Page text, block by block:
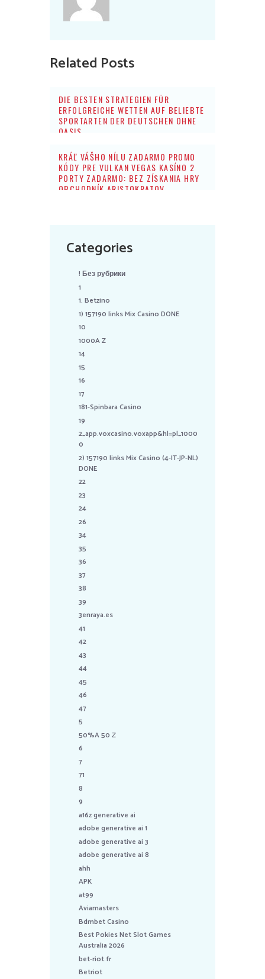
Related Posts
DIE BESTEN STRATEGIEN FÜR
ERFOLGREICHE WETTEN AUF BELIEBTE
SPORTARTEN DER DEUTSCHEN OHNE
OASIS
KRÁĽ VÁŠHO NÍLU ZADARMO PROMO
KÓDY PRE VULKAN VEGAS KASÍNO 2
PORTY ZADARMO: BEZ ZÍSKANIA HRY
OBCHODNÍK ARISTOKRATOV
Categories
! Без рубрики
1
1. Betzino
1) 157190 links Mix Casino DONE
10
1000A Z
14
15
16
17
181-Spinbara Casino
19
2_app.voxcasino.voxapp&hl=pl_1000
0
2) 157190 links Mix Casino (4-IT-JP-NL)
DONE
22
23
24
26
34
35
36
37
38
39
3enraya.es
41
42
43
44
45
46
47
5
50%A 50 Z
6
7
71
8
9
a16z generative ai
adobe generative ai 1
adobe generative ai 3
adobe generative ai 8
ahh
APK
at99
Aviamasters
Bdmbet Casino
Best Pokies Net Slot Games
Australia 2026
bet-riot.fr
Betriot